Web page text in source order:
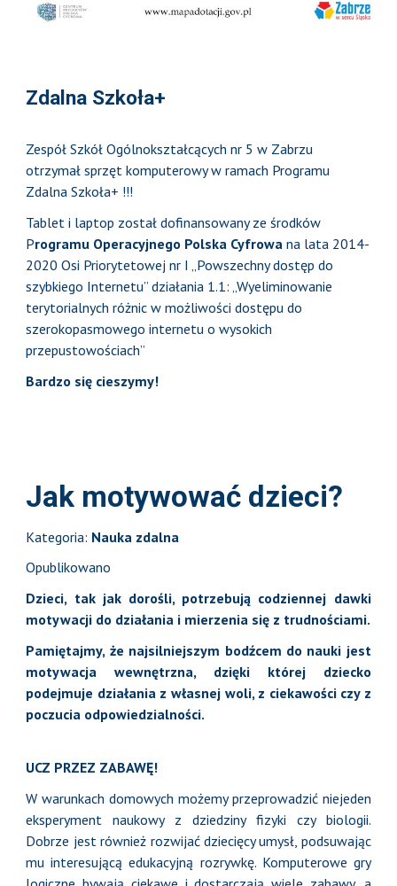
Zdalna Szkoła+
Zespół Szkół Ogólnokształcących nr 5 w Zabrzu
otrzymał sprzęt komputerowy w ramach Programu
Zdalna Szkoła+ !!!
Tablet i laptop został dofinansowany ze środków
Programu Operacyjnego Polska Cyfrowana lata 2014-
2020 Osi Priorytetowej nr I „Powszechny dostęp do
szybkiego Internetu” działania 1.1: „Wyeliminowanie
terytorialnych różnic w możliwości dostępu do
szerokopasmowego internetu o wysokich
przepustowościach”
Bardzo się cieszymy!
Jak motywować dzieci?
Kategoria: Nauka zdalna
Opublikowano
Dzieci, tak jak dorośli, potrzebują codziennej dawki
motywacji do działania i mierzenia się z trudnościami.
Pamiętajmy, że najsilniejszym bodźcem do nauki jest
motywacja wewnętrzna, dzięki której dziecko
podejmuje działania z własnej woli, z ciekawości czy z
poczucia odpowiedzialności.
UCZ PRZEZ ZABAWĘ!
W warunkach domowych możemy przeprowadzić niejeden
eksperyment naukowy z dziedziny fizyki czy biologii.
Dobrze jest również rozwijać dziecięcy umysł, podsuwając
mu interesującą edukacyjną rozrywkę. Komputerowe gry